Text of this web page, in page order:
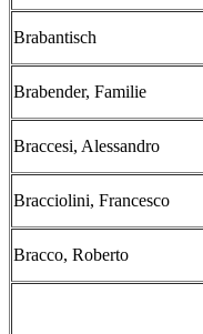
Brabantisch
Brabender, Familie
Braccesi, Alessandro
Bracciolini, Francesco
Bracco, Roberto